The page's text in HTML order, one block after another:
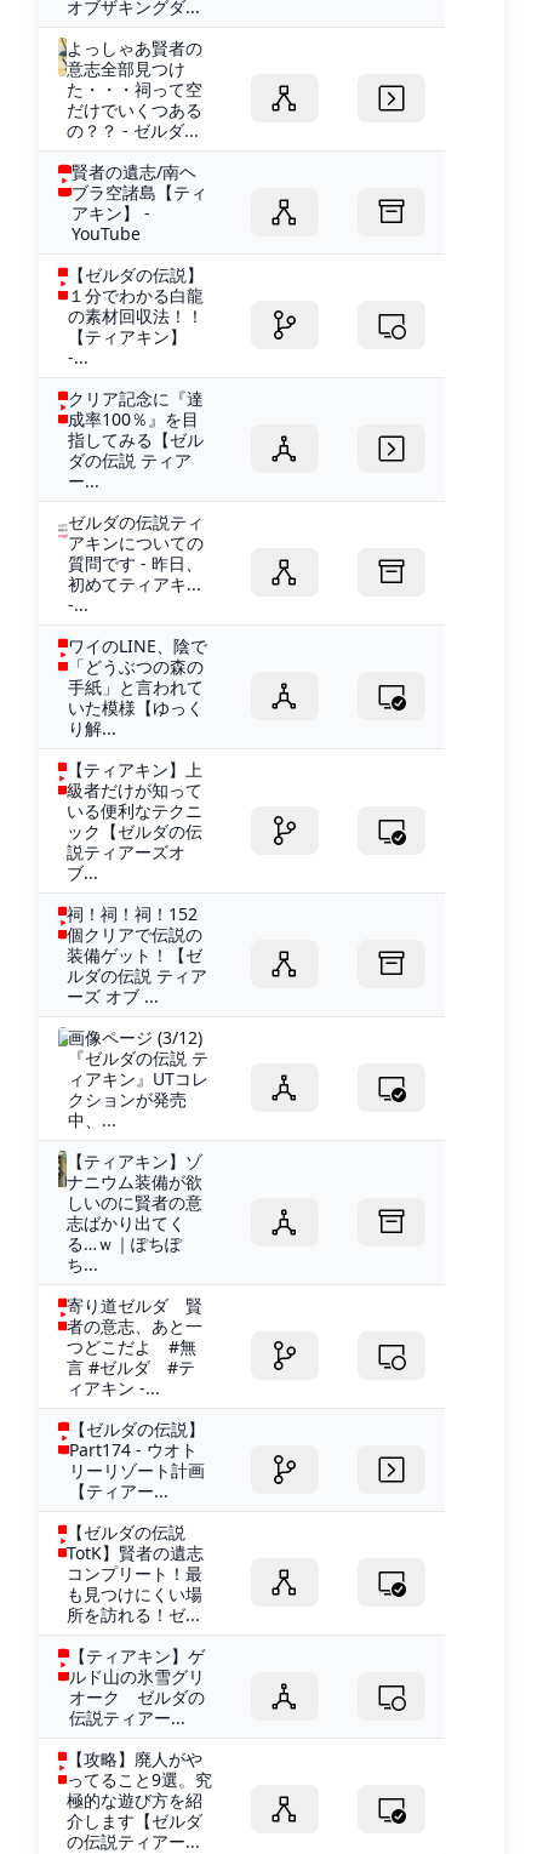
オブザキングダ...
よっしゃあ賢者の
意志全部見つけ
た・・・祠って空
だけでいくつある
の？？ - ゼルダ...
賢者の遺志/南ヘ
ブラ空諸島【ティ
アキン】 -
YouTube
【ゼルダの伝説】
１分でわかる白龍
の素材回収法！！
【ティアキン】
-...
クリア記念に『達
成率100％』を目
指してみる【ゼル
ダの伝説 ティア
ー...
ゼルダの伝説ティ
アキンについての
質問です - 昨日、
初めてティアキ...
-...
ワイのLINE、陰で
「どうぶつの森の
手紙」と言われて
いた模様【ゆっく
り解...
【ティアキン】上
級者だけが知って
いる便利なテクニ
ック【ゼルダの伝
説ティアーズオ
ブ...
祠！祠！祠！152
個クリアで伝説の
装備ゲット！【ゼ
ルダの伝説 ティア
ーズ オブ ...
画像ページ (3/12)
『ゼルダの伝説 テ
ィアキン』UTコレ
クションが発売
中、...
【ティアキン】ゾ
ナニウム装備が欲
しいのに賢者の意
志ばかり出てく
る…ｗ｜ぽちぽ
ち...
寄り道ゼルダ 賢
者の意志、あと一
つどこだよ #無
言 #ゼルダ #テ
ィアキン -...
【ゼルダの伝説】
Part174 - ウオト
リーリゾート計画
【ティアー...
【ゼルダの伝説
TotK】賢者の遺志
コンプリート！最
も見つけにくい場
所を訪れる！ゼ...
【ティアキン】ゲ
ルド山の氷雪グリ
オーク ゼルダの
伝説ティアー...
【攻略】廃人がや
ってること9選。究
極的な遊び方を紹
介します【ゼルダ
の伝説ティアー...